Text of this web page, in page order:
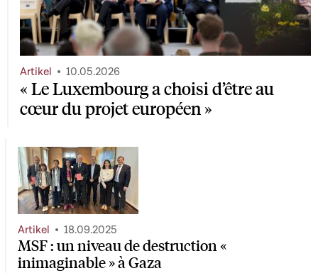
« Le Luxembourg a choisi d’être au
cœur du projet européen »
Artikel 10.05.2026
MSF : un niveau de destruction «
inimaginable » à Gaza
Artikel 18.09.2025